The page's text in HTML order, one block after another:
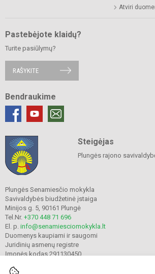
Atviri
Pastebėjote klaidų?
Turite pasiūlymų?
RAŠYKITE
Bendraukime
Steigėjas
Plungės rajono
Plungės Senamiesčio mokykla
Savivaldybės biudžetinė įstaiga
Minijos g. 5, 90161 Plungė
Tel.Nr. +370 448 71 696
El. p. info@senamiesciomokykla.lt
Duomenys kaupiami ir saugomi
Juridinių asmenų registre
Įmonės kodas 291130450